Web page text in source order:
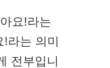
요!라는
라는 의미
전부입니